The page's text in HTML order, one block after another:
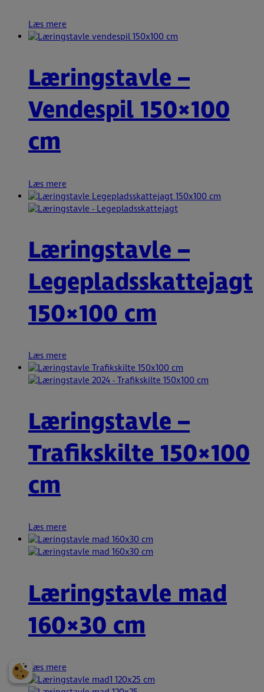
Læs mere
Læringstavle –
Vendespil 150×100
cm
Læs mere
Læringstavle –
Legepladsskattejagt
150×100 cm
Læs mere
Læringstavle –
Trafikskilte 150×100
cm
Læs mere
Læringstavle mad
160×30 cm
Læs mere